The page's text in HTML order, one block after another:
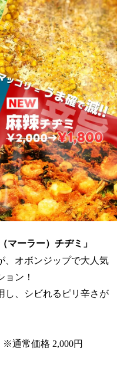
ーラー）チヂミ」
、オボンジップで大人気
ン！
し、シビれるピリ辛さが
※通常価格 2,000円